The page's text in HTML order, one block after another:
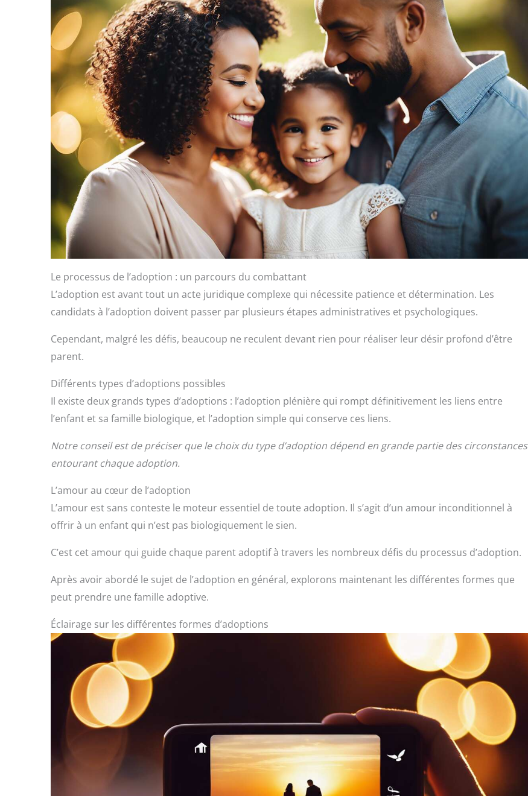
Le processus de l’adoption : un parcours du combattant
L’adoption est avant tout un acte juridique complexe qui nécessite patience et détermination. Les
candidats à l’adoption doivent passer par plusieurs étapes administratives et psychologiques.
Cependant, malgré les défis, beaucoup ne reculent devant rien pour réaliser leur désir profond d’être
parent.
Différents types d’adoptions possibles
Il existe deux grands types d’adoptions : l’adoption plénière qui rompt définitivement les liens entre
l’enfant et sa famille biologique, et l’adoption simple qui conserve ces liens.
Notre conseil est de préciser que le choix du type d’adoption dépend en grande partie des circonstances
entourant chaque adoption.
L’amour au cœur de l’adoption
L’amour est sans conteste le moteur essentiel de toute adoption. Il s’agit d’un amour inconditionnel à
offrir à un enfant qui n’est pas biologiquement le sien.
C’est cet amour qui guide chaque parent adoptif à travers les nombreux défis du processus d’adoption.
Après avoir abordé le sujet de l’adoption en général, explorons maintenant les différentes formes que
peut prendre une famille adoptive.
Éclairage sur les différentes formes d’adoptions